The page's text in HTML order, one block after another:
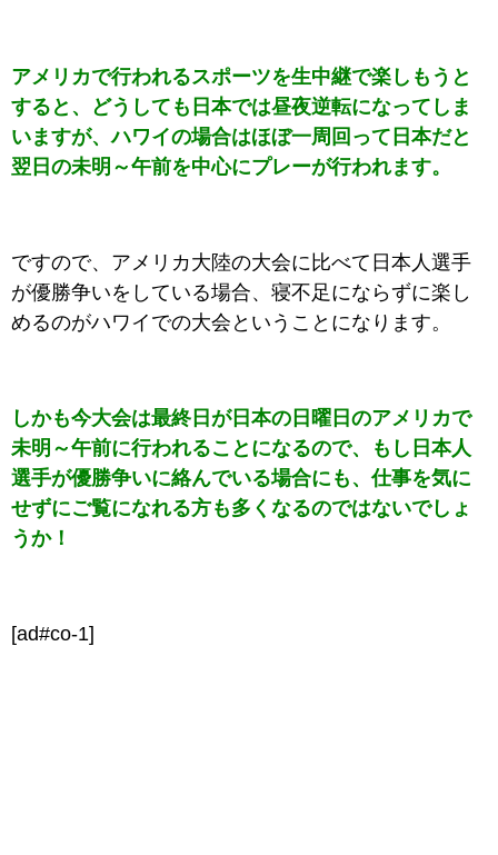
アメリカで行われるスポーツを生中継で楽しもうと
すると、どうしても日本では昼夜逆転になってしま
いますが、ハワイの場合はほぼ一周回って日本だと
翌日の未明～午前を中心にプレーが行われます。
ですので、アメリカ大陸の大会に比べて日本人選手
が優勝争いをしている場合、寝不足にならずに楽し
めるのがハワイでの大会ということになります。
しかも今大会は最終日が日本の日曜日のアメリカで
未明～午前に行われることになるので、もし日本人
選手が優勝争いに絡んでいる場合にも、仕事を気に
せずにご覧になれる方も多くなるのではないでしょ
うか！
[ad#co-1]